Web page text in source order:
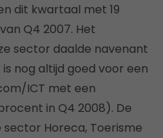
dit kwartaal met 19
Q4 2007. Het
sector daalde navenant
nog altijd goed voor een
ICT met een
in Q4 2008). De
Horeca, Toerisme